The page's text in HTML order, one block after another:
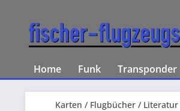
Home Funk Transponder
Karten / Flugbücher / Literatur